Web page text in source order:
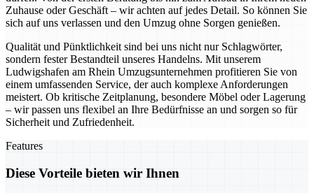
Zuhause oder Geschäft – wir achten auf jedes Detail. So können Sie
sich auf uns verlassen und den Umzug ohne Sorgen genießen.
Qualität und Pünktlichkeit sind bei uns nicht nur Schlagwörter,
sondern fester Bestandteil unseres Handelns. Mit unserem
Ludwigshafen am Rhein Umzugsunternehmen profitieren Sie von
einem umfassenden Service, der auch komplexe Anforderungen
meistert. Ob kritische Zeitplanung, besondere Möbel oder Lagerung
– wir passen uns flexibel an Ihre Bedürfnisse an und sorgen so für
Sicherheit und Zufriedenheit.
Features
Diese Vorteile bieten wir Ihnen